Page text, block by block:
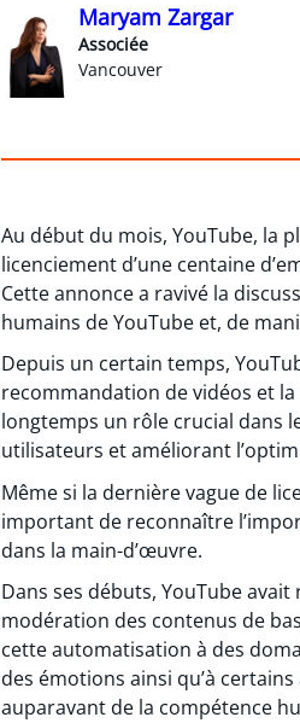
Maryam Zargar
Associée
Vancouver
Au début du mois, YouTube, la
licenciement d’une centaine
Cette annonce a ravivé la
humains de YouTube et, de
Depuis un certain temps,
recommandation de vidéos et
longtemps un rôle crucial dans
utilisateurs et améliorant
Même si la dernière vague de
important de reconnaître
dans la main-d’œuvre.
Dans ses débuts, YouTube
modération des contenus de
cette automatisation à des
des émotions ainsi qu’à
auparavant de la compétence